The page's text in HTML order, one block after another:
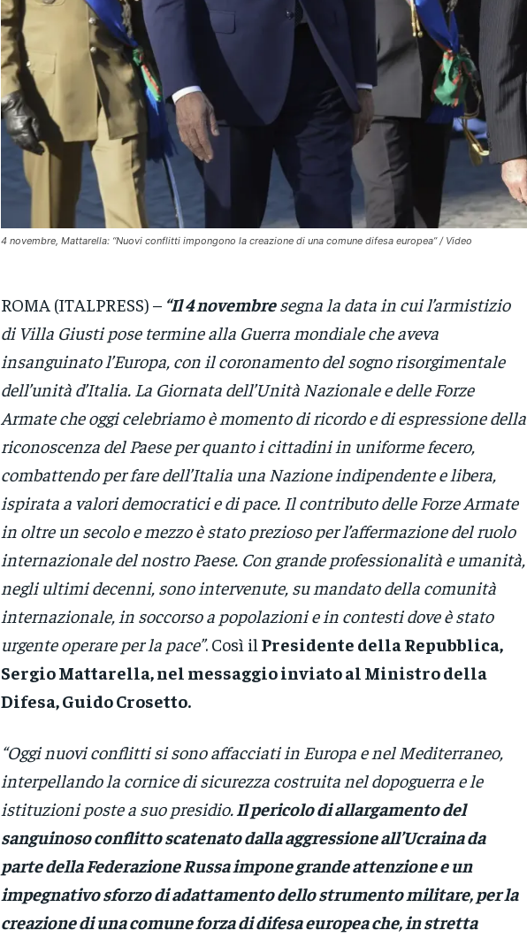
4 novembre, Mattarella: “Nuovi conflitti impongono la creazione di una comune difesa europea” / Video
ROMA (ITALPRESS) –“Il 4 novembresegna la data in cui l’armistizio
di Villa Giusti pose termine alla Guerra mondiale che aveva
insanguinato l’Europa, con il coronamento del sogno risorgimentale
dell’unità d’Italia. La Giornata dell’Unità Nazionale e delle Forze
Armate che oggi celebriamo è momento di ricordo e di espressione della
riconoscenza del Paese per quanto i cittadini in uniforme fecero,
combattendo per fare dell’Italia una Nazione indipendente e libera,
ispirata a valori democratici e di pace. Il contributo delle Forze Armate
in oltre un secolo e mezzo è stato prezioso per l’affermazione del ruolo
internazionale del nostro Paese. Con grande professionalità e umanità,
negli ultimi decenni, sono intervenute, su mandato della comunità
internazionale, in soccorso a popolazioni e in contesti dove è stato
urgente operare per la pace”. Così il Presidente della Repubblica,
Sergio Mattarella, nel messaggio inviato al Ministro della
Difesa, Guido Crosetto.
“Oggi nuovi conflitti si sono affacciati in Europa e nel Mediterraneo,
interpellando la cornice di sicurezza costruita nel dopoguerra e le
istituzioni poste a suo presidio.Il pericolo di allargamento del
sanguinoso conflitto scatenato dalla aggressione all’Ucraina da
parte della Federazione Russa impone grande attenzione e un
impegnativo sforzo di adattamento dello strumento militare, per la
creazione di una comune forza di difesa europea che, in stretta